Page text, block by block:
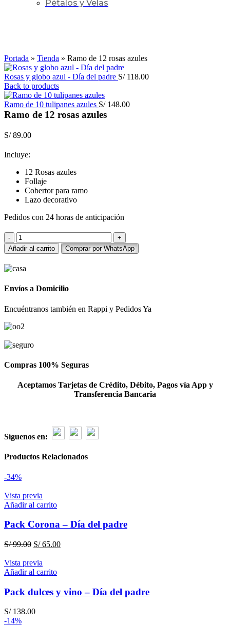
Pétalos y Velas
Portada » Tienda » Ramo de 12 rosas azules
Rosas y globo azul - Día del padre S/118.00
Back to products
Ramo de 10 tulipanes azules S/148.00
Ramo de 12 rosas azules
S/89.00
Incluye:
12 Rosas azules
Follaje
Cobertor para ramo
Lazo decorativo
Pedidos con 24 horas de anticipación
Ramo
de
12
azules
Añadir al carrito Comprar por WhatsApp
Envíos a Domicilio
Encuéntranos también en Rappi y Pedidos Ya
Compras 100% Seguras
Aceptamos Tarjetas de Crédito, Débito, Pagos vía App y
Transferencia Bancaria
Síguenos en:
Productos Relacionados
-34%
Vista previa
Añadir al carrito
Pack Corona – Día del padre
S/99.00 El
original
era:
S/65.00El
Vista previa
Añadir al carrito
Pack dulces y vino – Día del padre
S/138.00
-14%